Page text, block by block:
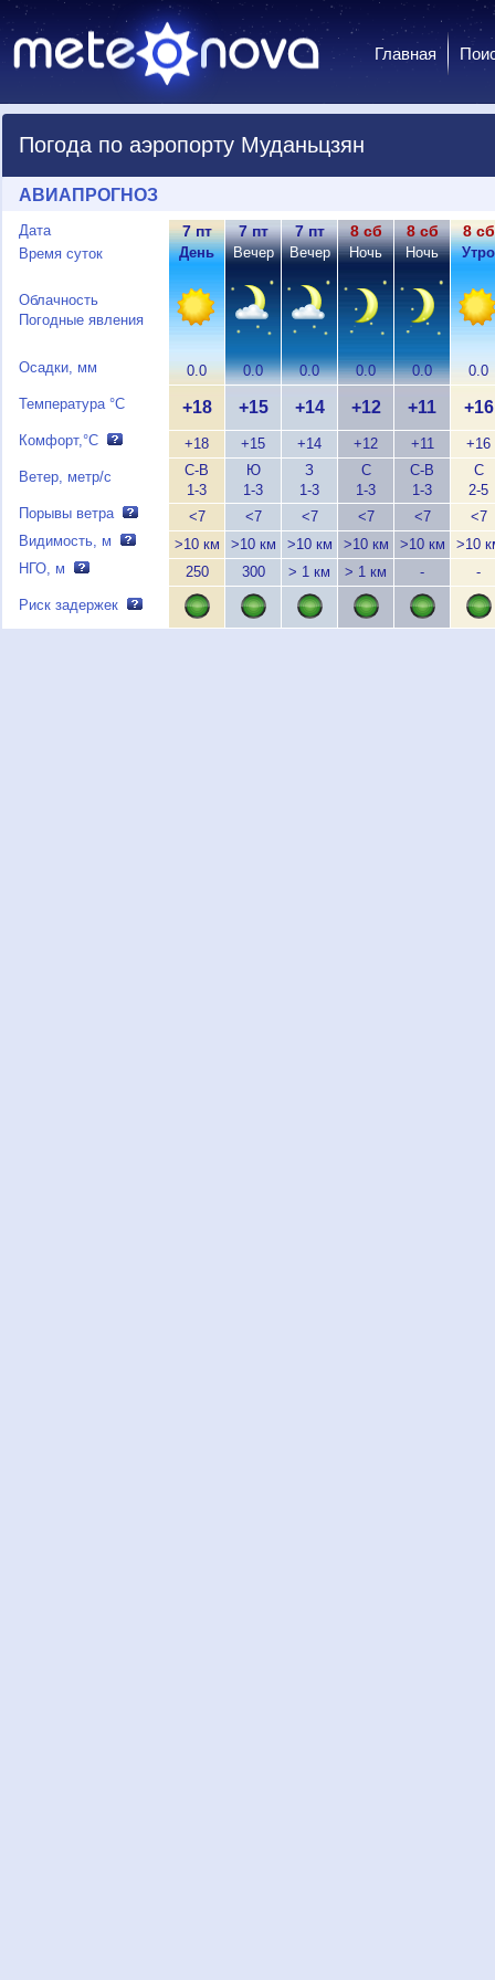
Главная
Погода по аэропорту Муданьцзян
АВИАПРОГНОЗ
Дата
Время суток
Облачность
Погодные явления
Осадки, мм
Температура °C
Комфорт,°C
Ветер, метр/с
Порывы ветра
Видимость, м
НГО, м
Риск задержек
7 пт
День
0.0
+18
+18
С-В
1-3
<7
>10 км
250
7 пт
Вечер
0.0
+15
+15
Ю
1-3
<7
>10 км
300
7 пт
Вечер
0.0
+14
+14
З
1-3
<7
>10 км
> 1 км
8 сб
Ночь
0.0
+12
+12
С
1-3
<7
>10 км
> 1 км
8 сб
Ночь
0.0
+11
+11
С-В
1-3
<7
>10 км
-
8 сб
Утро
0.0
+16
+16
С
2-5
<7
>10
-